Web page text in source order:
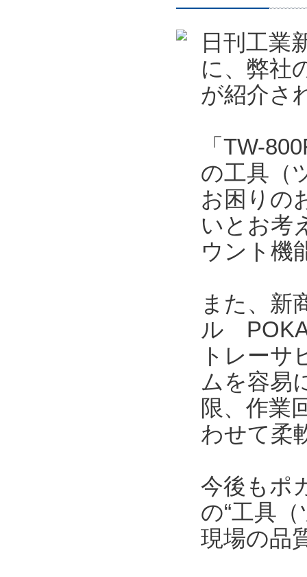
日刊工業
に、弊社
が紹介さ
「TW-
の工具（
お困りの
いとお考
ウント機
また、新
ル
トレーサ
ムを容易
限、作業
わせて柔
今後もポ
の“工具
現場の品